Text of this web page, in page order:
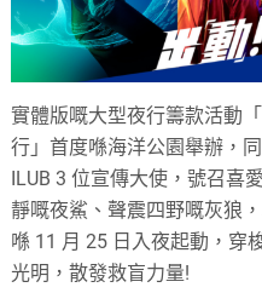
實體版嘅大型夜行籌款活動
行」首度喺海洋公園舉辦，
ILUB 3 位宣傳大使，號召喜
靜嘅夜鯊、聲震四野嘅灰狼
喺 11 月 25 日入夜起動，穿
光明，散發救盲力量!